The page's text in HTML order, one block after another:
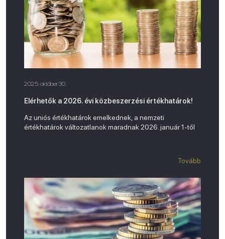
2025. október 30.
Elérhetők a 2026. évi közbeszerzési értékhatárok!
Az uniós értékhatárok emelkednek, a nemzeti
értékhatárok változatlanok maradnak 2026. január 1-től
Tovább